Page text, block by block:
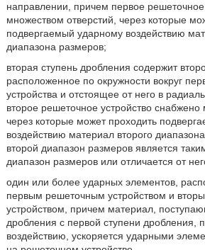
направлении, причем первое
множеством отверстий, через которые
подвергаемый ударному воздействию
диапазона размеров;
вторая ступень дробления содержит
расположенное по окружности вокруг
устройства и отстоящее от него в
второе решеточное устройство снабжено
через которые может проходить
воздействию материал второго
второй диапазон размеров является
диапазон размеров или отличается от
один или более ударных элементов,
первым решеточным устройством и
устройством, причем материал,
дробления с первой ступени дробления,
воздействию, ускоряется ударными